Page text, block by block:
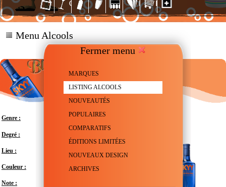
Fermer menu
MARQUES
LISTING ALCOOLS
NOUVEAUTÉS
POPULAIRES
COMPARATIFS
ÉDITIONS LIMITÉES
NOUVEAUX DESIGN
ARCHIVES
Menu Alcools
Genre : Vodka aromatisée
Degré :
Lieu :
Couleur : Transparent
Note :